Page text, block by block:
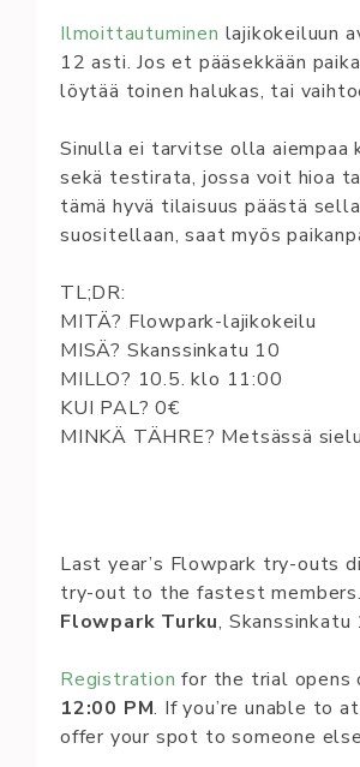
Ilmoittautuminen lajikokeiluun
12 asti. Jos et pääsekkään
löytää toinen halukas, tai
Sinulla ei tarvitse olla aiempaa
sekä testirata, jossa voit hioa
tämä hyvä tilaisuus päästä
suositellaan, saat myös
TL;DR:
MITÄ? Flowpark-lajikokeilu
MISÄ? Skanssinkatu 10
MILLO? 10.5. klo 11:00
KUI PAL? 0€
MINKÄ TÄHRE? Metsässä
Last year’s Flowpark try-outs
try-out to the fastest
Flowpark Turku, Skanssinkatu
Registration for the trial opens
12:00 PM. If you’re unable to
offer your spot to someone